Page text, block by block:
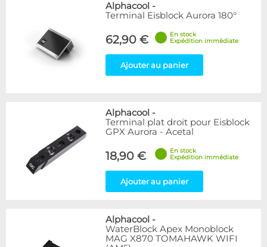
Alphacool -
Terminal Eisblock Aurora 180°
62,90 €
En stock
Expédition immédiate
Ajouter au panier
Alphacool -
Terminal plat droit pour Eisblock
GPX Aurora - Acetal
18,90 €
En stock
Expédition immédiate
Ajouter au panier
Alphacool -
WaterBlock Apex Monoblock
MAG X870 TOMAHAWK WIFI